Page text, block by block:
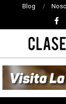
Blog
DE